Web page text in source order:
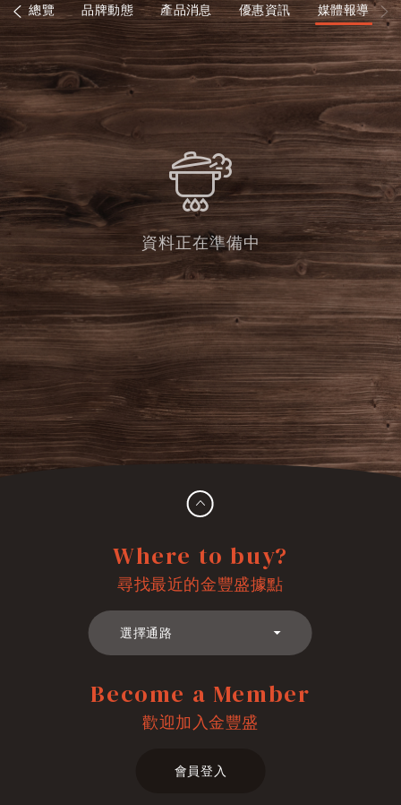
消息總覽 品牌動態 產品消息 優惠資訊 媒體報導
資料正在準備中
Where to buy?
尋找最近的金豐盛據點
選擇通路
喜互惠
Become a Member
歡迎加入金豐盛
會員登入